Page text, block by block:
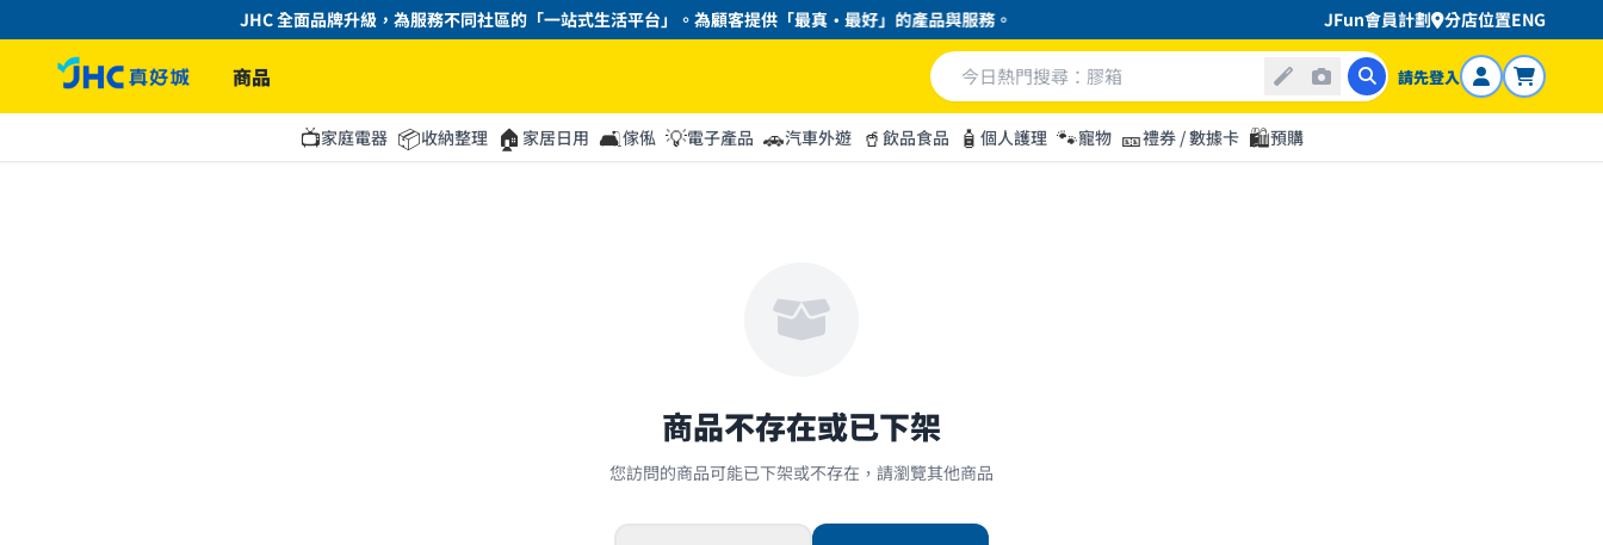
JHC 全面品牌升級，為服務不同社區的「一站式生活平台」。為顧客提供「最真・最好」的產品與服務。 JFun會員計劃 分店位置ENG
商品 請先登入
📺家庭電器 📦收納整理 🏠 家居日用 🛋️傢俬 💡電子產品 🚗汽車外遊 🥤 飲品食品 🧴 個人護理 🐾寵物 🎫禮券 / 數據卡 🛍️預購
商品不存在或已下架
您訪問的商品可能已下架或不存在，請瀏覽其他商品